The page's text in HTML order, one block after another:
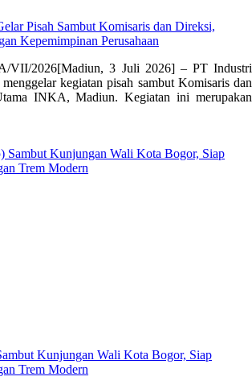
Pisah Sambut Komisaris dan Direksi,
Kepemimpinan Perusahaan
VII/2026[Madiun, 3 Juli 2026] – PT Industri
kegiatan pisah sambut Komisaris dan
INKA, Madiun. Kegiatan ini merupakan
Kunjungan Wali Kota Bogor, Siap
Trem Modern